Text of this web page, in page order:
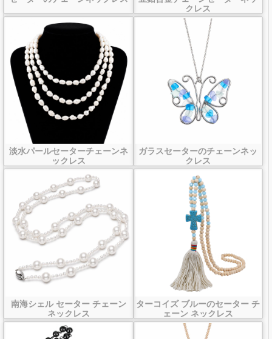
クレス
淡水パールセーターチェーンネ
ックレス
ガラスセーターのチェーンネッ
クレス
南海シェル セーター チェーン
ネックレス
ターコイズ ブルーのセーター チ
ェーン ネックレス